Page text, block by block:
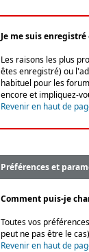
Je me suis
Les raisons les plus
êtes enregistré) ou
habituel pour les
encore et impliquez-
Revenir en haut de
Préférences et
Comment puis-je
Toutes vos
peut ne pas être le
Revenir en haut de